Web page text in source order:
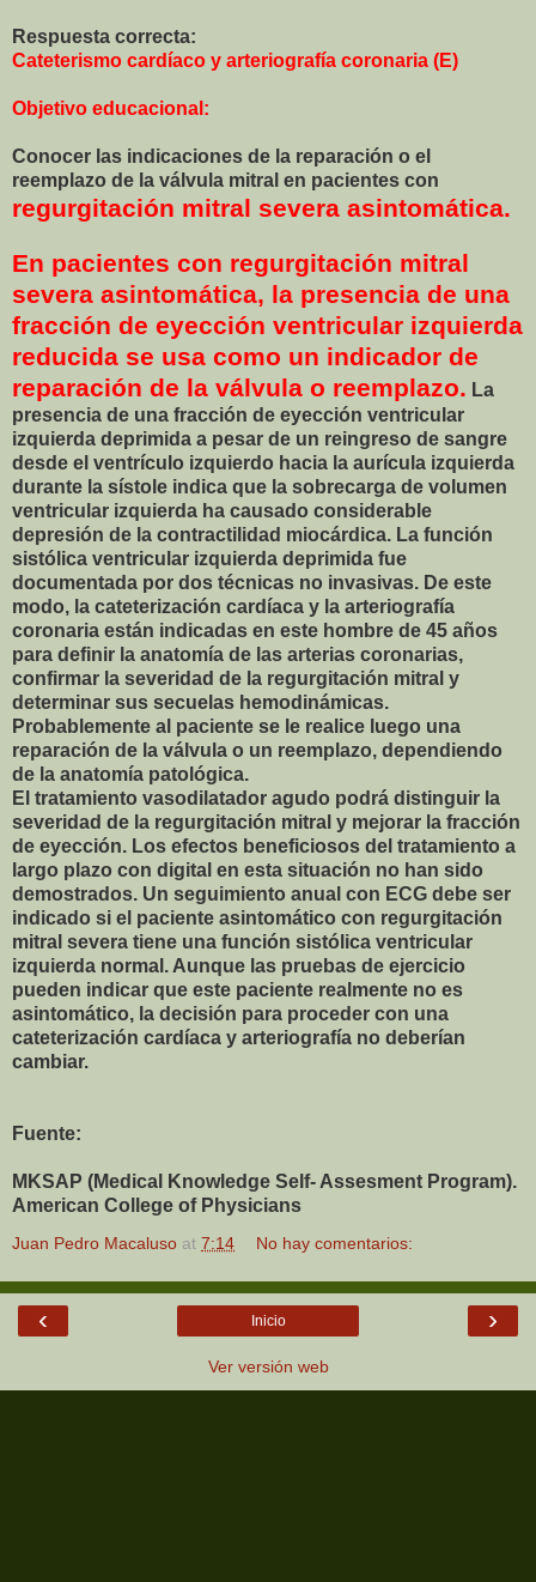
Respuesta correcta:
Cateterismo cardíaco y arteriografía coronaria (E)
Objetivo educacional:
Conocer las indicaciones de la reparación o el
reemplazo de la válvula mitral en pacientes con
regurgitación mitral severa asintomática.
En pacientes con regurgitación mitral
severa asintomática, la presencia de una
fracción de eyección ventricular izquierda
reducida se usa como un indicador de
reparación de la válvula o reemplazo. La
presencia de una fracción de eyección ventricular
izquierda deprimida a pesar de un reingreso de sangre
desde el ventrículo izquierdo hacia la aurícula izquierda
durante la sístole indica que la sobrecarga de volumen
ventricular izquierda ha causado considerable
depresión de la contractilidad miocárdica. La función
sistólica ventricular izquierda deprimida fue
documentada por dos técnicas no invasivas. De este
modo, la cateterización cardíaca y la arteriografía
coronaria están indicadas en este hombre de 45 años
para definir la anatomía de las arterias coronarias,
confirmar la severidad de la regurgitación mitral y
determinar sus secuelas hemodinámicas.
Probablemente al paciente se le realice luego una
reparación de la válvula o un reemplazo, dependiendo
de la anatomía patológica.
El tratamiento vasodilatador agudo podrá distinguir la
severidad de la regurgitación mitral y mejorar la fracción
de eyección. Los efectos beneficiosos del tratamiento a
largo plazo con digital en esta situación no han sido
demostrados. Un seguimiento anual con ECG debe ser
indicado si el paciente asintomático con regurgitación
mitral severa tiene una función sistólica ventricular
izquierda normal. Aunque las pruebas de ejercicio
pueden indicar que este paciente realmente no es
asintomático, la decisión para proceder con una
cateterización cardíaca y arteriografía no deberían
cambiar.
Fuente:
MKSAP (Medical Knowledge Self- Assesment Program).
American College of Physicians
Juan Pedro Macaluso at 7:14 No hay comentarios:
‹ ›
Inicio
Ver versión web